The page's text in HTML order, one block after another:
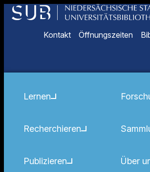
Kontakt Öffnungszeiten
Lernen
Recherchieren
Publizieren Über